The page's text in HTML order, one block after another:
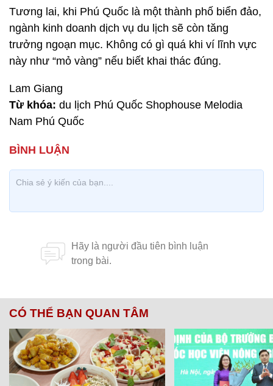
Tương lai, khi Phú Quốc là một thành phố biển đảo,
ngành kinh doanh dịch vụ du lịch sẽ còn tăng
trưởng ngoạn mục. Không có gì quá khi ví lĩnh vực
này như “mỏ vàng” nếu biết khai thác đúng.
Lam Giang
Từ khóa: du lịch Phú Quốc Shophouse Melodia
Nam Phú Quốc
CÓ THỂ BẠN QUAN TÂM